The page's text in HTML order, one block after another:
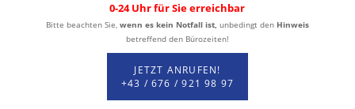
0-24 Uhr für Sie erreichbar
Bitte beachten Sie, wenn es kein Notfall ist, unbedingt den Hinweis
betreffend den Bürozeiten!
JETZT ANRUFEN!
+43 / 676 / 921 98 97